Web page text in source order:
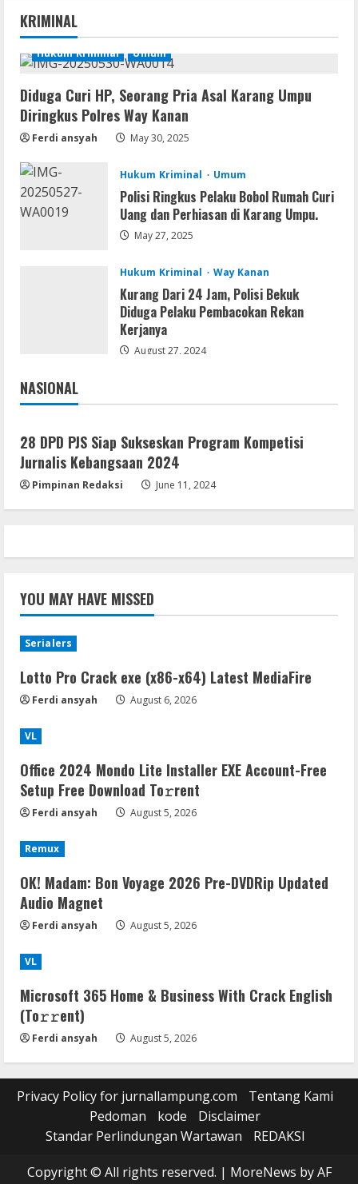
4
VL
Microsoft 365 Home & Business With
Crack English (To𝚛𝚛еnt)
August 5, 2026
Serialers
Key [Latest] x64 Windows 10
August 5, 2026
KRIMINAL
Hukum Kriminal Umum
Diduga Curi HP, Seorang Pria Asal Karang Umpu
Diringkus Polres Way Kanan
Ferdi ansyah May 30, 2025
Hukum Kriminal Umum
Polisi Ringkus Pelaku Bobol Rumah Curi
Uang dan Perhiasan di Karang Umpu.
May 27, 2025
Hukum Kriminal Way Kanan
Kurang Dari 24 Jam, Polisi Bekuk
Diduga Pelaku Pembacokan Rekan
Kerjanya
August 27, 2024
NASIONAL
Jakarta
28 DPD PJS Siap Sukseskan Program Kompetisi
Jurnalis Kebangsaan 2024
Pimpinan Redaksi June 11, 2024
YOU MAY HAVE MISSED
Serialers
Lotto Pro Crack exe (x86-x64) Latest MediaFire
Ferdi ansyah August 6, 2026
VL
Office 2024 Mondo Lite Installer EXE Account-Free
Setup Frее Download To𝚛rent
Ferdi ansyah August 5, 2026
Remux
OK! Madam: Bon Voyage 2026 Pre-DVDRip Updated
Audio Magnet
Ferdi ansyah August 5, 2026
VL
Microsoft 365 Home & Business With Crack English
(To𝚛𝚛еnt)
Ferdi ansyah August 5, 2026
Privacy Policy for jurnallampung.com
Tentang Kami
Pedoman
kode
Disclaimer
Standar Perlindungan Wartawan
REDAKSI
Copyright © All rights reserved. | MoreNews by AF